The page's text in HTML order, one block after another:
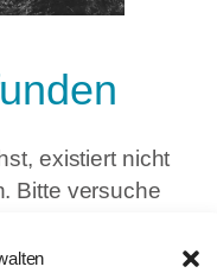
existiert nicht
Bitte versuche